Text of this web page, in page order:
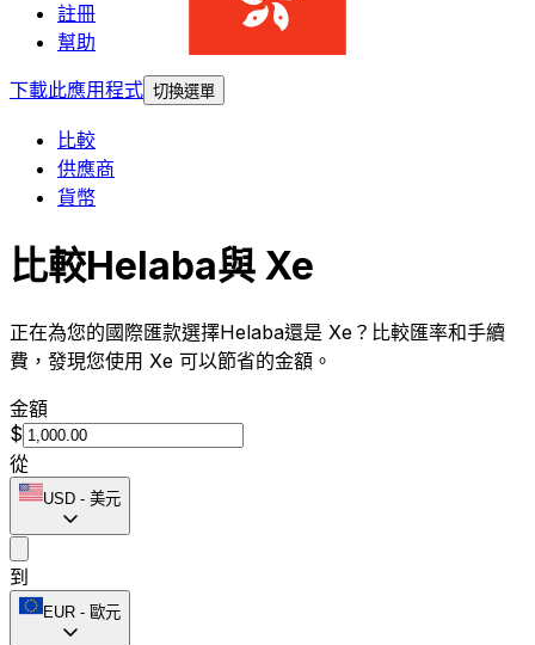
註冊
幫助
下載此應用程式 切換選單
比較
供應商
貨幣
比較Helaba與 Xe
正在為您的國際匯款選擇Helaba還是 Xe？比較匯率和手續
費，發現您使用 Xe 可以節省的金額。
金額
$
從
USD - 美元
到
EUR - 歐元